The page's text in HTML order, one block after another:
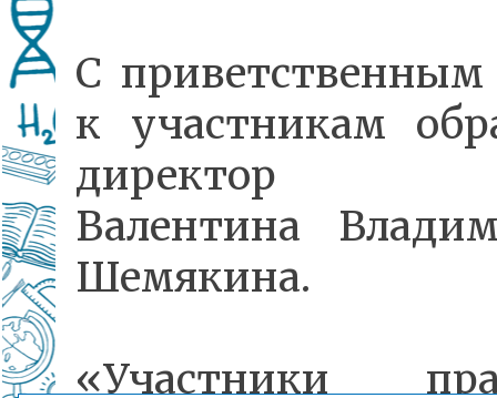
С приветственным
к участникам
директор
Валентина
Шемякина.
«Участники